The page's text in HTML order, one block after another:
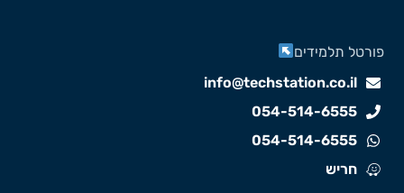
info@techstation.co.il
054-514-6555
054-514-6555
חריש
תלמידים